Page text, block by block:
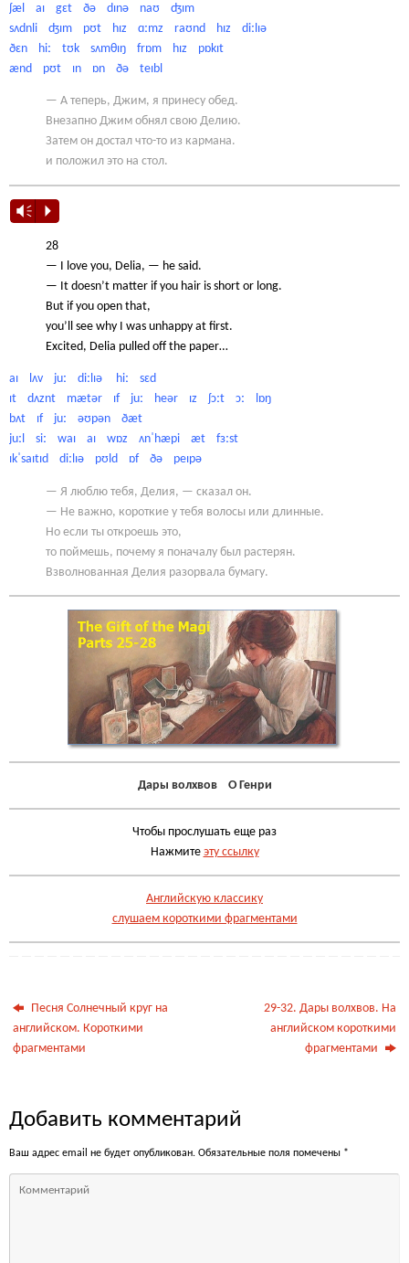
ʃæl aɪ gɛt ðə dɪnə naʊ ʤɪm
sʌdnli ʤɪm pʊt hɪz ɑːmz raʊnd hɪz diːlɪə
ðɛn hiː tʊk sʌmθɪŋ frɒm hɪz pɒkɪt
ænd pʊt ɪn ɒn ðə teɪbl
— А теперь, Джим, я принесу обед.
Внезапно Джим обнял свою Делию.
Затем он достал что-то из кармана.
и положил это на стол.
Vm P
28
— I love you, Delia, — he said.
— It doesn’t matter if you hair is short or long.
But if you open that,
you’ll see why I was unhappy at first.
Excited, Delia pulled off the paper…
aɪ lʌv juː diːlɪə hiː sɛd
ɪt dʌznt mætər ɪf juː heər ɪz ʃɔːt ɔː lɒŋ
bʌt ɪf juː əʊpən ðæt
juːl siː waɪ aɪ wɒz ʌnˈhæpi æt fɜːst
ɪkˈsaɪtɪd diːlɪə pʊld ɒf ðə peɪpə
— Я люблю тебя, Делия, — сказал он.
— Не важно, короткие у тебя волосы или длинные.
Но если ты откроешь это,
то поймешь, почему я поначалу был растерян.
Взволнованная Делия разорвала бумагу.
Дары волхвов О Генри
Чтобы прослушать еще раз
Нажмите эту ссылку
Английскую классику
слушаем короткими фрагментами
Песня Солнечный круг на
английском. Короткими
фрагментами
29-32. Дары волхвов. На
английском короткими
фрагментами
Добавить комментарий
Ваш адрес email не будет опубликован. Обязательные поля помечены *